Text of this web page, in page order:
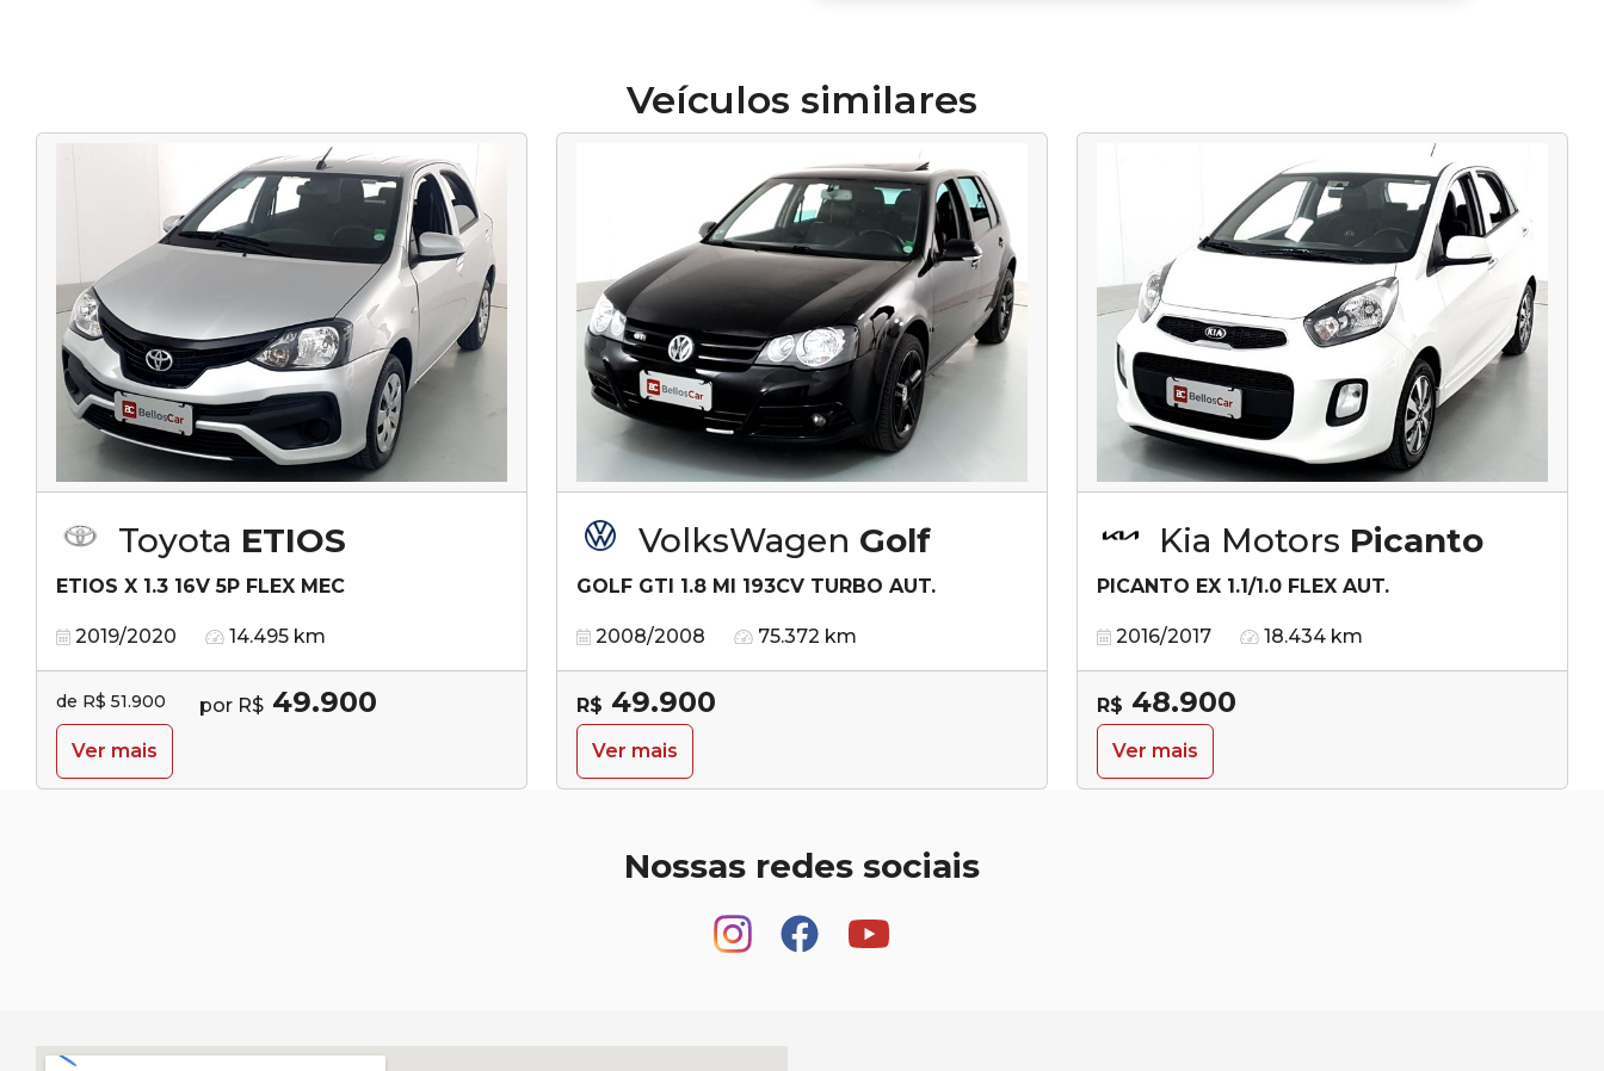
Veículos similares
Toyota ETIOS
ETIOS X 1.3 16V 5P FLEX MEC
2019/2020 14.495 km
de R$ 51.900 por R$ 49.900
Ver mais
VolksWagen Golf
GOLF GTI 1.8 MI 193CV TURBO AUT.
2008/2008 75.372 km
R$ 49.900
Ver mais
Kia Motors Picanto
PICANTO EX 1.1/1.0 FLEX AUT.
2016/2017 18.434 km
R$ 48.900
Ver mais
Nossas redes sociais